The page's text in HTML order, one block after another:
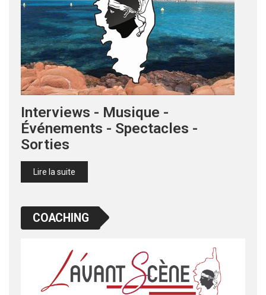
Interviews - Musique -
Événements - Spectacles -
Sorties
Lire la suite
COACHING